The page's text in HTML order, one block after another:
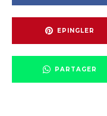
EPINGLER
PARTAGER